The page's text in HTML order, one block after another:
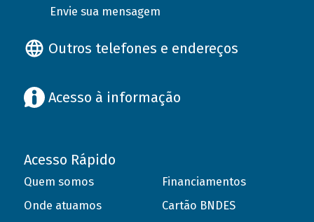
Envie sua mensagem
Outros telefones e endereços
Acesso à informação
Acesso Rápido
Quem somos
Onde atuamos
Financiamentos
Cartão BNDES